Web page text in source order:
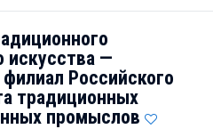
искусства —
Российского
традиционных
промыслов